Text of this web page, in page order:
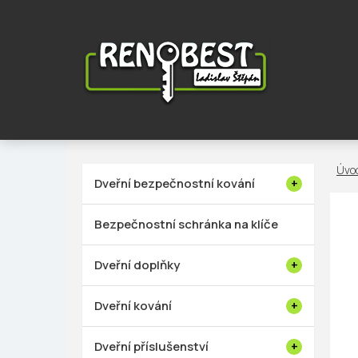
Dveřní bezpečnostní kování
Bezpečnostní schránka na klíče
Dveřní doplňky
Dveřní kování
Dveřní příslušenství